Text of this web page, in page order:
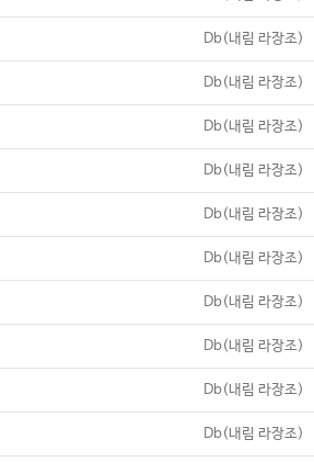
Db(내림 라장조)
Db(내림 라장조)
Db(내림 라장조)
Db(내림 라장조)
Db(내림 라장조)
Db(내림 라장조)
Db(내림 라장조)
Db(내림 라장조)
Db(내림 라장조)
Db(내림 라장조)